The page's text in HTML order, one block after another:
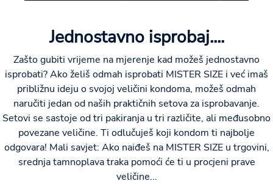
Jednostavno isprobaj....
Zašto gubiti vrijeme na mjerenje kad možeš jednostavno
isprobati? Ako želiš odmah isprobati MISTER SIZE i već imaš
približnu ideju o svojoj veličini kondoma, možeš odmah
naručiti jedan od naših praktičnih setova za isprobavanje.
Setovi se sastoje od tri pakiranja u tri različite, ali međusobno
povezane veličine. Ti odlučuješ koji kondom ti najbolje
odgovara! Mali savjet: Ako naiđeš na MISTER SIZE u trgovini,
srednja tamnoplava traka pomoći će ti u procjeni prave
veličine...